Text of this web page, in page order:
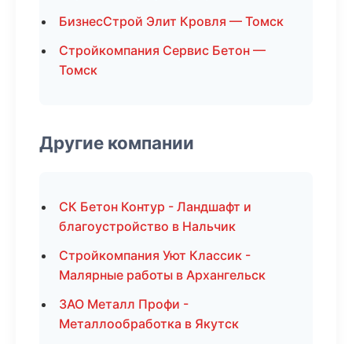
БизнесСтрой Элит Кровля — Томск
Стройкомпания Сервис Бетон —
Томск
Другие компании
СК Бетон Контур - Ландшафт и
благоустройство в Нальчик
Стройкомпания Уют Классик -
Малярные работы в Архангельск
ЗАО Металл Профи -
Металлообработка в Якутск